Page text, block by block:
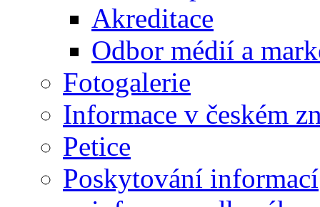
Akreditace
Odbor médií a
Fotogalerie
Informace v českém
Petice
Poskytování informací